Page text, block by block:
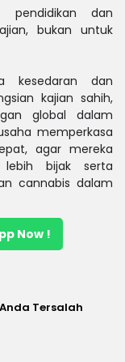
pendidikan dan
bukan untuk
kesedaran dan
kajian sahih,
global dalam
memperkasa
agar mereka
bijak serta
cannabis dalam
Now !
Tersalah